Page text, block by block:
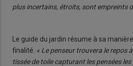
plus incertains, étroits, sont empreints
Le guide du jardin résume à sa
finalité. « Le penseur trouvera le repos
tissée de toile capturant les pensées